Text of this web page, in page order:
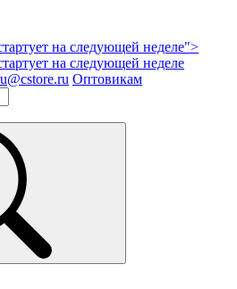
на следующей неделе">
на следующей неделе
Оптовикам